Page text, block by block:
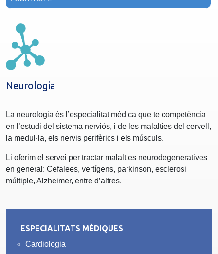
Neurologia
La neurologia és l’especialitat mèdica que te competència
en l’estudi del sistema nerviós, i de les malalties del cervell,
la medul·la, els nervis perifèrics i els músculs.
Li oferim el servei per tractar malalties neurodegeneratives
en general: Cefalees, vertígens, parkinson, esclerosi
múltiple, Alzheimer, entre d’altres.
ESPECIALITATS MÈDIQUES
Cardiologia